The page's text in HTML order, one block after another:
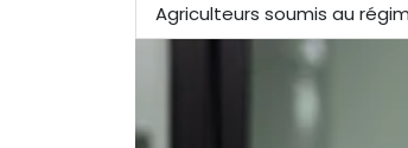
Agriculteurs soumis au